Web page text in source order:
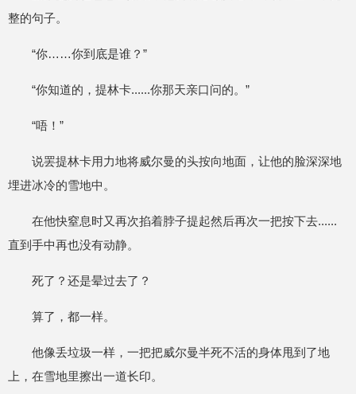
整的句子。
“你……你到底是谁？”
“你知道的，提林卡......你那天亲口问的。”
“唔！”
说罢提林卡用力地将威尔曼的头按向地面，让他的脸深深地
埋进冰冷的雪地中。
在他快窒息时又再次掐着脖子提起然后再次一把按下去......
直到手中再也没有动静。
死了？还是晕过去了？
算了，都一样。
他像丢垃圾一样，一把把威尔曼半死不活的身体甩到了地
上，在雪地里擦出一道长印。